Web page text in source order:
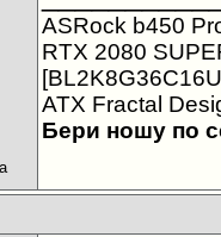
ASRock b450
RTX 2080
ATX Fractal
Бери ношу по